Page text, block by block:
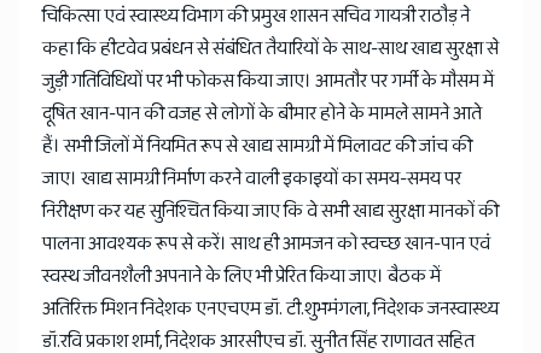
चिकित्सा एवं स्वास्थ्य विभाग की प्रमुख शासन सचिव गायत्री राठौड़ ने
कहा कि हीटवेव प्रबंधन से संबंधित तैयारियों के साथ-साथ खाद्य सुरक्षा से
जुड़ी गतिविधियों पर भी फोकस किया जाए। आमतौर पर गर्मी के मौसम में
दूषित खान-पान की वजह से लोगों के बीमार होने के मामले सामने आते
हैं। सभी जिलों में नियमित रूप से खाद्य सामग्री में मिलावट की जांच की
जाए। खाद्य सामग्री निर्माण करने वाली इकाइयों का समय-समय पर
निरीक्षण कर यह सुनिश्चित किया जाए कि वे सभी खाद्य सुरक्षा मानकों की
पालना आवश्यक रूप से करें। साथ ही आमजन को स्वच्छ खान-पान एवं
स्वस्थ जीवनशैली अपनाने के लिए भी प्रेरित किया जाए। बैठक में
अतिरिक्त मिशन निदेशक एनएचएम डॉ. टी.शुभमंगला, निदेशक जनस्वास्थ्य
डॉ.रवि प्रकाश शर्मा, निदेशक आरसीएच डॉ. सुनीत सिंह राणावत सहित